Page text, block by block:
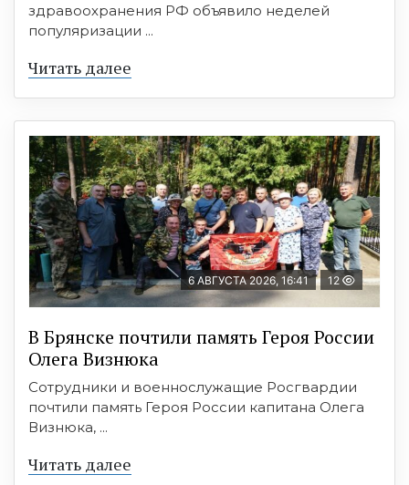
здравоохранения РФ объявило неделей
популяризации ...
Читать далее
6 АВГУСТА 2026, 16:41 12
В Брянске почтили память Героя России
Олега Визнюка
Сотрудники и военнослужащие Росгвардии
почтили память Героя России капитана Олега
Визнюка, ...
Читать далее